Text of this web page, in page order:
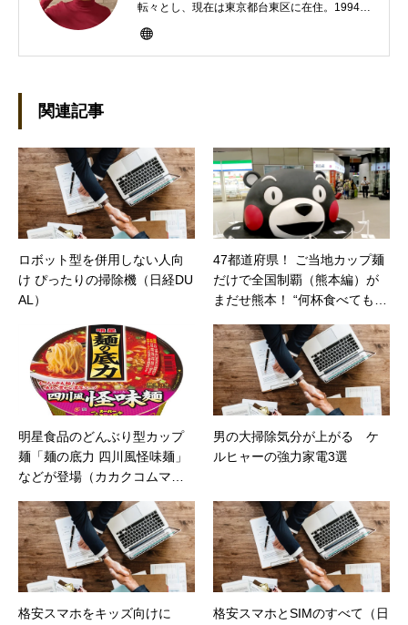
転々とし、現在は東京都台東区に在住。1994年
にHP100LXと出会ったのをきかっけに、フリ
制作。プライベートでは、井上円了哲学塾の第
一期修了生として「哲学カフェ＠神保町」の世
話人、2020年以降は「なごテツ」のオンライン
カフェの世話人を務める。趣味は考えること。
関連記事
ロボット型を併用しない人向
け ぴったりの掃除機（日経DU
AL）
47都道府県！ ご当地カップ麺
だけで全国制覇（熊本編）が
まだせ熊本！ “何杯食べてもい
独特のとんこつスープをリア
ルに再現（価格コムマガジ
ン）
明星食品のどんぶり型カップ
麺「麺の底力 四川風怪味麺」
などが登場（カカクコムマガ
男の大掃除気分が上がる ケ
ルヒャーの強力家電3選
格安スマホをキッズ向けに
格安スマホとSIMのすべて（日